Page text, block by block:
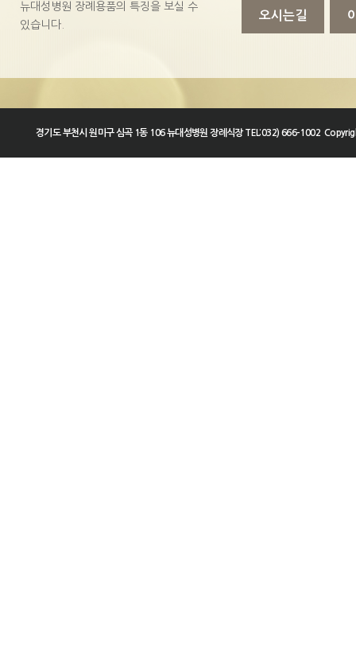
뉴대성병원 장례용품의 특징을 보실 수
있습니다.
오시는길
경기도 부천시 원미구 심곡 1동 106 뉴대성병원 장례식장 TEL:032) 666-1002